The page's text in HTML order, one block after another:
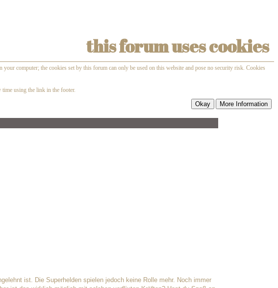
this forum uses cookies
computer; the cookies set by this forum can only be used on this website and pose no security risk. Cookies
using the link in the footer.
ist. Die Superhelden spielen jedoch keine Rolle mehr. Noch immer